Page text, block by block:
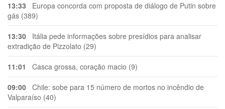
13:33 Europa concorda com proposta de diálogo de Putin sobre
gás (389)
13:30 Itália pede informações sobre presídios para analisar
extradição de Pizzolato (29)
11:01 Casca grossa, coração macio (9)
09:00 Chile: sobe para 15 número de mortos no incêndio de
Valparaíso (40)